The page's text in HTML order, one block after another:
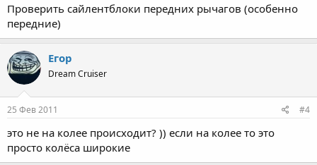
Проверить сайлентблоки передних рычагов (особенно
передние)
Егор
Dream Cruiser
25 Фев 2011 #4
это не на колее происходит? )) если на колее то это
просто колёса широкие